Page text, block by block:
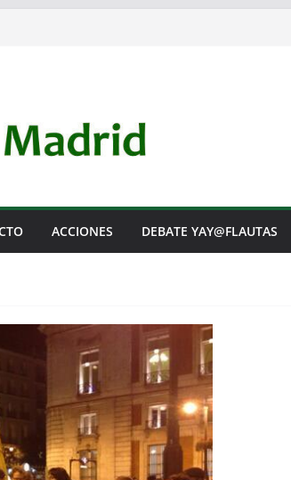
ACCIONES DEBATE YAY@FLAUTAS